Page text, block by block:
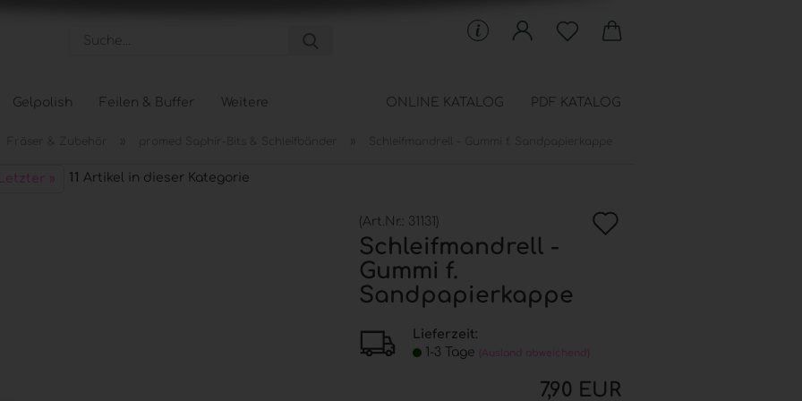
Gelpolish Feilen & Buffer ONLINE KATALOG PDF KATALOG
Weitere
Pflege anzeigen
Tip Nachfüllbeutel
Schablonen
Letzter » 11 Artikel in dieser Kategorie
(Art.Nr.: 31131 )
Schleifmandrell -
Gummi f.
Sandpapierkappe
Lieferzeit:
1-3 Tage
(Ausland abweichend)
7,90 EUR